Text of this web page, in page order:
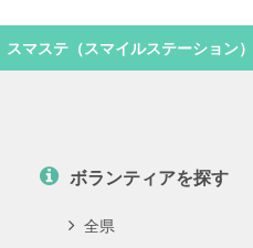
マステ（スマイルステーション）
ボランティアを探す
全県